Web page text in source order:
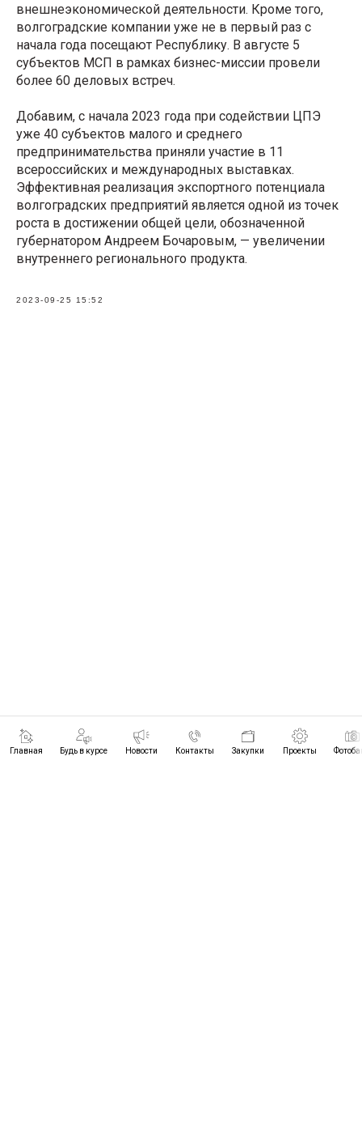
Главная Будь в курсе Новости Контакты Закупки Проекты
внешнеэкономической деятельности. Кроме того,
волгоградские компании уже не в первый раз с
начала года посещают Республику. В августе 5
субъектов МСП в рамках бизнес-миссии провели
более 60 деловых встреч.
Добавим, с начала 2023 года при содействии ЦПЭ
уже 40 субъектов малого и среднего
предпринимательства приняли участие в 11
всероссийских и международных выставках.
Эффективная реализация экспортного потенциала
волгоградских предприятий является одной из точек
роста в достижении общей цели, обозначенной
губернатором Андреем Бочаровым, — увеличении
внутреннего регионального продукта.
2023-09-25 15:52